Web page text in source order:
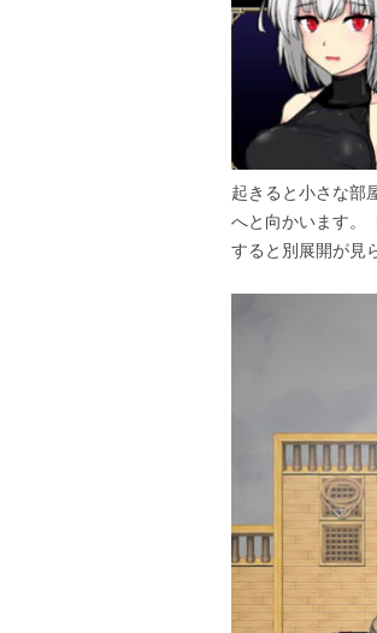
起きると小さな部
へと向かいます。
すると別展開が見